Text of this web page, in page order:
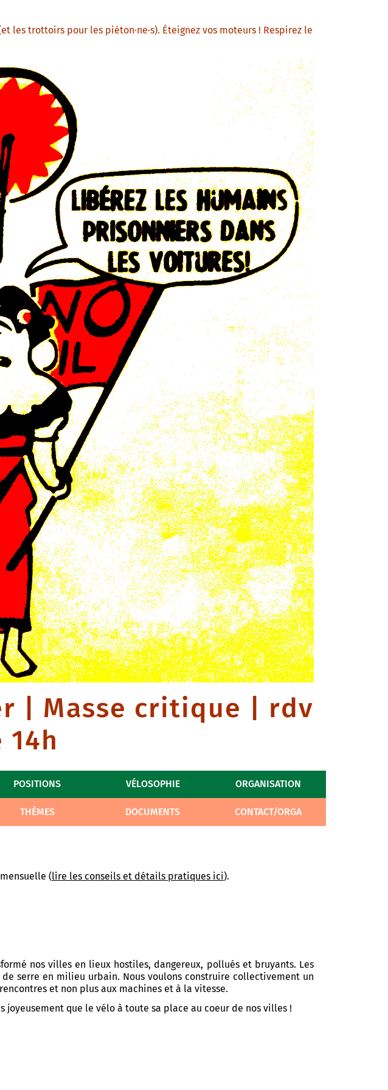
les trottoirs pour les piéton·ne·s). Éteignez vos moteurs ! Respirez le
| Masse critique | rdv
POSITIONS VÉLOSOPHIE ORGANISATION
THÈMES DOCUMENTS CONTACT/ORGA
(lire les conseils et détails pratiques ici).
nos villes en lieux hostiles, dangereux, pollués et bruyants. Les
serre en milieu urbain. Nous voulons construire collectivement un
et non plus aux machines et à la vitesse.
que le vélo à toute sa place au coeur de nos villes !